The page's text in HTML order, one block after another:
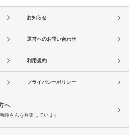
お知らせ
運営へのお問い合わせ
利用規約
プライバシーポリシー
へ
師さんを募集しています!